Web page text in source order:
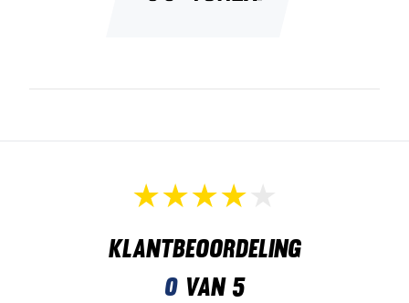
Sock 3-Pack White
Klantbeoordeling
0van 5